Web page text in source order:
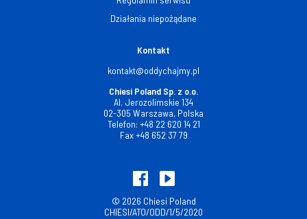
Działania niepożądane
Kontakt
kontakt@oddychajmy.pl
Chiesi Poland Sp. z o.o.
Al. Jerozolimskie 134
02-305 Warszawa, Polska
Telefon: +48 22 620 14 21
Fax+48 652 37 79
© 2026 Chiesi Poland
CHIESI/ATO/ODD/1/5/2020